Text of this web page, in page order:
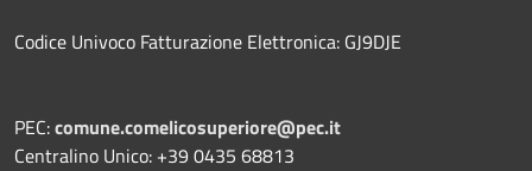
Codice Univoco Fatturazione Elettronica: GJ9DJE
PEC:comune.comelicosuperiore@pec.it
Centralino Unico: +39 0435 68813